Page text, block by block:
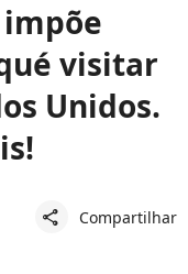
impõe
visitar
Unidos.
share Compartilhar